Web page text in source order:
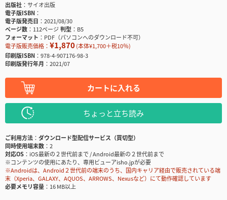
出版社
サイオ出版
電子版ISBN
電子版発売日
2021/08/30
ページ数
112ページ判型
B5
フォーマット
PDF（パソコンへのダウンロード不可）
電子版販売価格： ¥1,870(本体¥1,700＋税10％)
印刷版ISBN
978-4-907176-98-3
印刷版発行年月
2021/07
カートに入れる
ちょっと立ち読み
ご利用方法
ダウンロード型配信サービス（買切型）
同時使用端末数
2
対応OS
iOS最新の２世代前まで / Android最新の２世代前まで
※コンテンツの使用にあたり、専用ビューアisho.jpが必要
※Androidは、Android２世代前の端末のうち、国内キャリア経由で販売されている端
末（Xperia、GALAXY、AQUOS、ARROWS、Nexusなど）にて動作確認しています
必要メモリ容量
16 MB以上